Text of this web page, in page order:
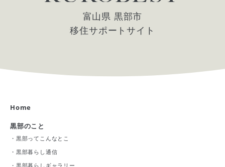
富山県 黒部市
移住サポートサイト
Home
黒部のこと
・ 黒部ってこんなとこ
・ 黒部暮らし通信
・ 黒部暮らしギャラリー